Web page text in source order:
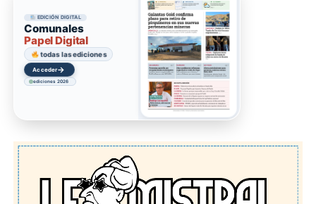
EDICIÓN DIGITAL
Comunales
Papel Digital
todas las ediciones
Acceder→
ediciones 2026